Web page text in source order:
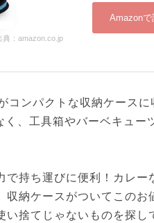
典：amazon.co.jp
Amazonで
コンパクトな収納ケースに
、工具箱やバーベキュー
で持ち運びに便利！カレー
収納ケースがついてこのお
捨てじゃないものを探し